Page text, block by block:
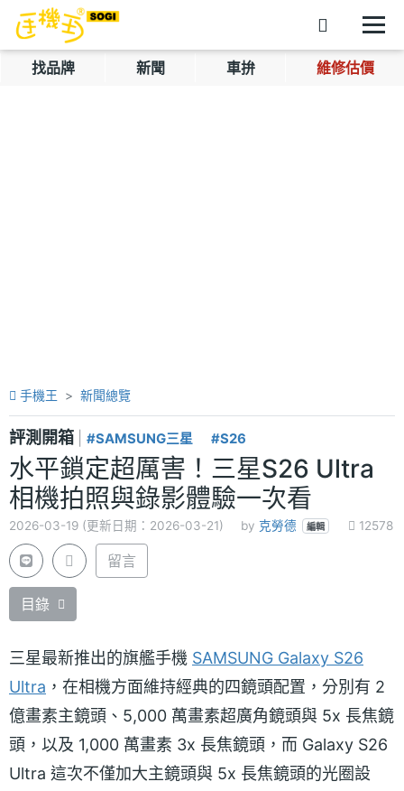
找品牌 新聞 車拚 維修估價
手機王 新聞總覽
評測開箱 #SAMSUNG三星 #S26
水平鎖定超厲害！三星S26 Ultra
相機拍照與錄影體驗一次看
2026-03-19 (更新日期：2026-03-21) by 克勞德 編輯 12578
留言
目錄
三星最新推出的旗艦手機 SAMSUNG Galaxy S26
Ultra ，在相機方面維持經典的四鏡頭配置，分別有 2
億畫素主鏡頭、5,000 萬畫素超廣角鏡頭與 5x 長焦鏡
頭，以及 1,000 萬畫素 3x 長焦鏡頭，而 Galaxy S26
Ultra 這次不僅加大主鏡頭與 5x 長焦鏡頭的光圈設